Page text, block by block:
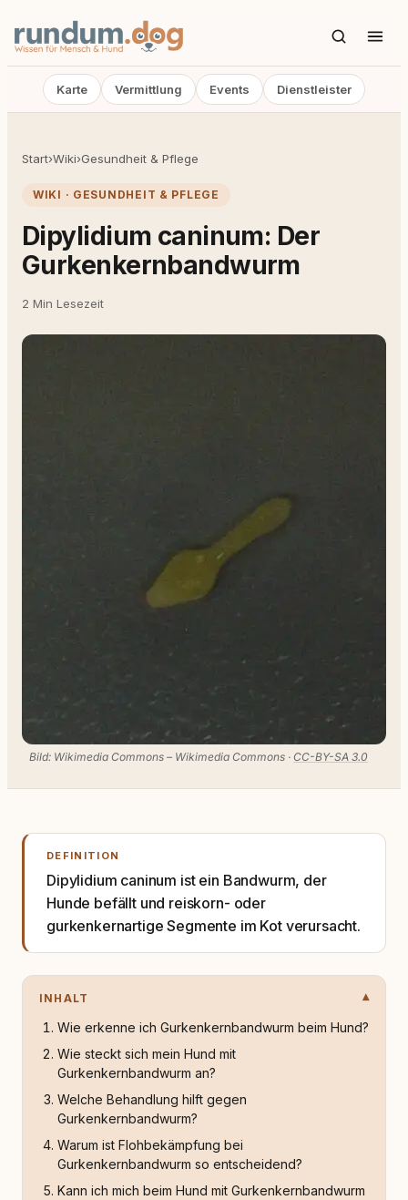
Karte Vermittlung Events Dienstleister
Start›Wiki›Gesundheit & Pflege
WIKI · GESUNDHEIT & PFLEGE
Dipylidium caninum: Der
Gurkenkernbandwurm
2 Min Lesezeit
Bild: Wikimedia Commons – Wikimedia Commons · CC-BY-SA 3.0
DEFINITION
Dipylidium caninum ist ein Bandwurm, der
Hunde befällt und reiskorn- oder
gurkenkernartige Segmente im Kot verursacht.
INHALT
Wie erkenne ich Gurkenkernbandwurm beim Hund?
Wie steckt sich mein Hund mit
Gurkenkernbandwurm an?
Welche Behandlung hilft gegen
Gurkenkernbandwurm?
Warum ist Flohbekämpfung bei
Gurkenkernbandwurm so entscheidend?
Kann ich mich beim Hund mit Gurkenkernbandwurm